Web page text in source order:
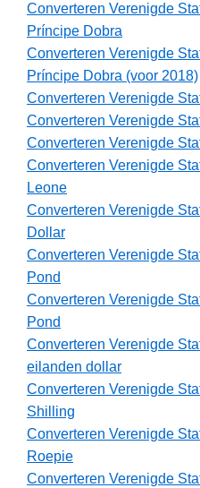
Converteren Verenigde
Príncipe Dobra
Converteren Verenigde
Príncipe Dobra (voor 2018)
Converteren Verenigde
Converteren Verenigde
Converteren Verenigde
Converteren Verenigde
Leone
Converteren Verenigde
Dollar
Converteren Verenigde
Pond
Converteren Verenigde
Pond
Converteren Verenigde
eilanden dollar
Converteren Verenigde
Shilling
Converteren Verenigde
Roepie
Converteren Verenigde